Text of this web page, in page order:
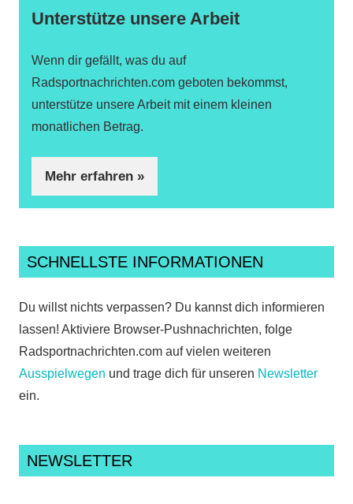
Unterstütze unsere Arbeit
Wenn dir gefällt, was du auf
Radsportnachrichten.com geboten bekommst,
unterstütze unsere Arbeit mit einem kleinen
monatlichen Betrag.
Mehr erfahren »
SCHNELLSTE INFORMATIONEN
Du willst nichts verpassen? Du kannst dich informieren
lassen! Aktiviere Browser-Pushnachrichten, folge
Radsportnachrichten.com auf vielen weiteren
Ausspielwegen und trage dich für unseren Newsletter
ein.
NEWSLETTER